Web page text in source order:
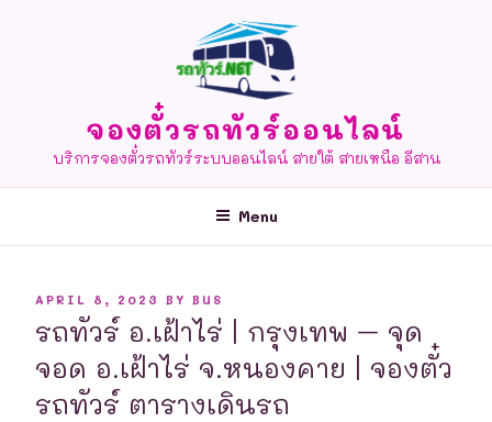
จองตั๋วรถทัวร์ออนไลน์
บริการจองตั๋วรถทัวร์ระบบออนไลน์ สายใต้ สายเหนือ อีสาน
Menu
POSTED
APRIL 8, 2023 BY BUS
รถทัวร์ อ.เฝ้าไร่ | กรุงเทพ – จุด
จอด อ.เฝ้าไร่ จ.หนองคาย | จองตั๋ว
รถทัวร์ ตารางเดินรถ